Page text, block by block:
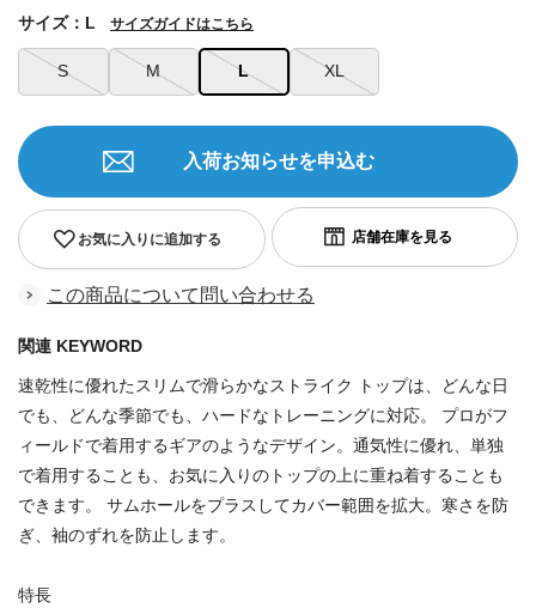
S M L XL
サイズ：L サイズガイドはこちら
お気に入りに追加する
入荷お知らせを申込む
この商品について問い合わせる
関連 KEYWORD
速乾性に優れたスリムで滑らかなストライク トップは、どんな日
でも、どんな季節でも、ハードなトレーニングに対応。 プロがフ
ィールドで着用するギアのようなデザイン。通気性に優れ、単独
で着用することも、お気に入りのトップの上に重ね着することも
できます。 サムホールをプラスしてカバー範囲を拡大。寒さを防
ぎ、袖のずれを防止します。
特長